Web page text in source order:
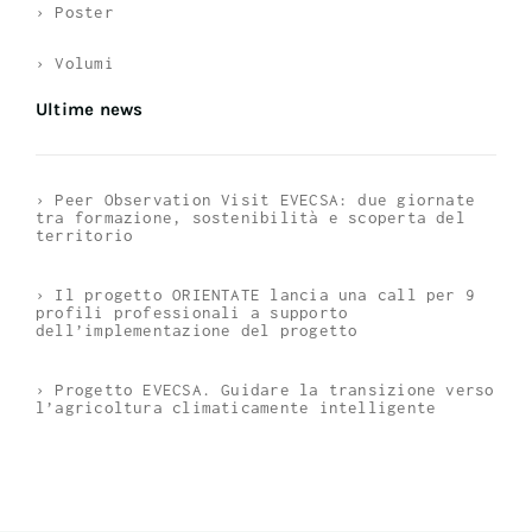
› Poster
› Volumi
Ultime news
› Peer Observation Visit EVECSA: due giornate
tra formazione, sostenibilità e scoperta del
territorio
› Il progetto ORIENTATE lancia una call per 9
profili professionali a supporto
dell’implementazione del progetto
› Progetto EVECSA. Guidare la transizione verso
l’agricoltura climaticamente intelligente